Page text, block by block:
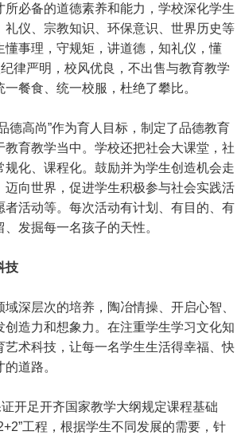
所必备的道德素养和能力，学校深化学生
礼仪、宗教知识、环保意识、世界历史等
懂事理，守规矩，讲道德，知礼仪，懂
律严明，校风优良，不出售与教育教学
餐食、统一校服，杜绝了攀比。
德高尚”作为育人目标，制定了品德教育
教育教学当中。学校还把社会大课堂，社
规化、课程化。鼓励并为学生创造机会走
迈向世界，促进学生积极参与社会实践活
者活动等。每次活动有计划、有目的、有
发掘每一名孩子的天性。
技
深层次的培养，陶冶情操、开启心智、
创造力和想象力。在注重学生学习文化知
艺术科技，让每一名学生生活得幸福、快
道路。
开足开齐国家教学大纲规定课程基础
工程，根据学生不同发展的需要，针